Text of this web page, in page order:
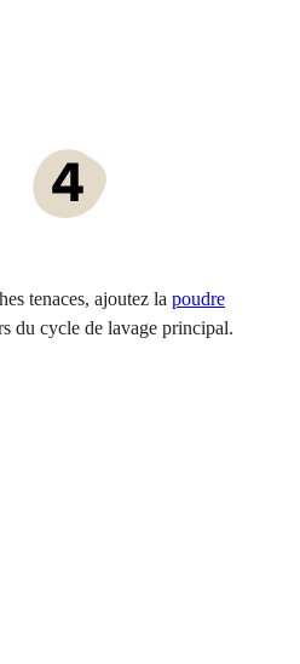
tenaces, ajoutez la poudre
du cycle de lavage principal.